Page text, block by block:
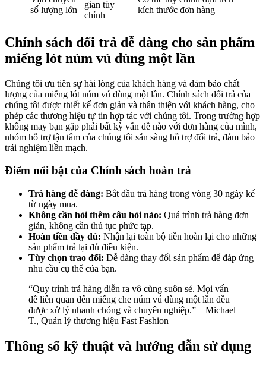
số lượng lớn
gian tùy
chỉnh
kích thước đơn hàng
Chính sách đổi trả dễ dàng cho sản phẩm
miếng lót núm vú dùng một lần
Chúng tôi ưu tiên sự hài lòng của khách hàng và đảm bảo chất
lượng của miếng lót núm vú dùng một lần. Chính sách đổi trả của
chúng tôi được thiết kế đơn giản và thân thiện với khách hàng, cho
phép các thương hiệu tự tin hợp tác với chúng tôi. Trong trường hợp
không may bạn gặp phải bất kỳ vấn đề nào với đơn hàng của mình,
nhóm hỗ trợ tận tâm của chúng tôi sẵn sàng hỗ trợ đổi trả, đảm bảo
trải nghiệm liền mạch.
Điểm nổi bật của Chính sách hoàn trả
Trả hàng dễ dàng: Bắt đầu trả hàng trong vòng 30 ngày kể
từ ngày mua.
Không cần hỏi thêm câu hỏi nào: Quá trình trả hàng đơn
giản, không cần thủ tục phức tạp.
Hoàn tiền đầy đủ: Nhận lại toàn bộ tiền hoàn lại cho những
sản phẩm trả lại đủ điều kiện.
Tùy chọn trao đổi: Dễ dàng thay đổi sản phẩm để đáp ứng
nhu cầu cụ thể của bạn.
“Quy trình trả hàng diễn ra vô cùng suôn sẻ. Mọi vấn
đề liên quan đến miếng che núm vú dùng một lần đều
được xử lý nhanh chóng và chuyên nghiệp.” – Michael
T., Quản lý thương hiệu Fast Fashion
Thông số kỹ thuật và hướng dẫn sử dụng